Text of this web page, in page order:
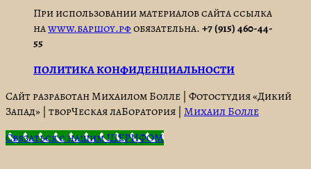
При использовании материалов сайта ссылка
наwww.баршоу.рфобязательна.+7 (915) 460-44-
55
ПОЛИТИКА КОНФИДЕНЦИАЛЬНОСТИ
Сайт разработан Михаилом Болле | Фотостудия «Дикий
Запад» | творЧеская лаБоратория | Михаил Болле
Связаться с нашим ШЕРИФОМ